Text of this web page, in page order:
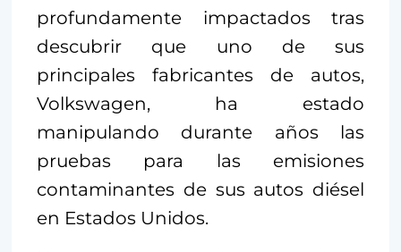
profundamente impactados tras
descubrir que uno de sus
principales fabricantes de autos,
Volkswagen, ha estado
manipulando durante años las
pruebas para las emisiones
contaminantes de sus autos diésel
en Estados Unidos.